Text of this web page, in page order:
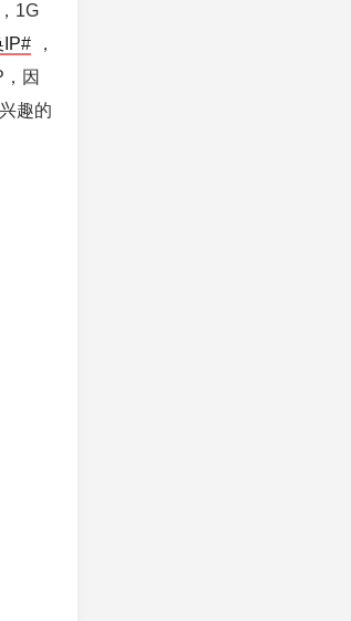
1G
IP#
，
因
趣的